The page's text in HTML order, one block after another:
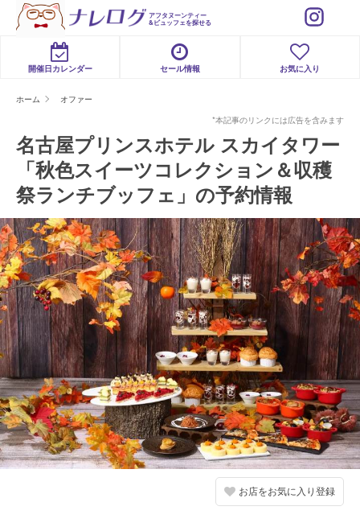
アフタヌーンティー
&ビュッフェを探せる
開催日カレンダー セール情報 お気に入り
ホーム
オファー
*本記事のリンクには広告を含みます
名古屋プリンスホテル スカイタワー
「秋色スイーツコレクション＆収穫
祭ランチブッフェ」の予約情報
お店をお気に入り登録